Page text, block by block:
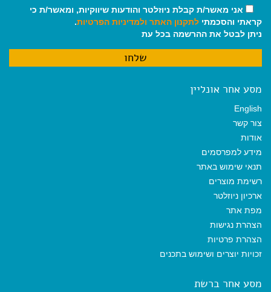
אני מאשר/ת קבלת ניוזלטר והודעות שיווקיות, ומאשר/ת כי
קראתי והסכמתי לתקנון האתר ולמדיניות הפרטיות.
ניתן לבטל את ההרשמה בכל עת
מסע אחר אונליין
English
צור קשר
אודות
מידע למפרסמים
תנאי שימוש באתר
רשימת מוצרים
ארכיון ניוזלטר
מפת אתר
הצהרת נגישות
הצהרת פרטיות
זכויות יוצרים ושימוש בתכנים
מסע אחר ברשת